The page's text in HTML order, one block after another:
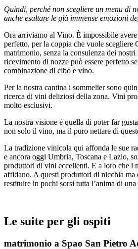
Quindi, perché non scegliere un menu di
anche esaltare le già immense emozioni
Ora arriviamo al Vino. È impossibile
perfetto, per la coppia che vuole scegliere
matrimonio, senza la consulenza dei
ricevimento di nozze può essere perfetto
combinazione di cibo e vino.
Per la nostra cantina i sommelier sono
ricerca di vini deliziosi della zona. Vini
molto esclusivi.
La nostra visione è quella di poter far
non solo il vino, ma il puro nettare di
La tradizione vinicola qui affonda le sue
e ancora oggi Umbria, Toscana e Lazio,
produttori di vini eccellenti. E a loro che i
affidano. A questi produttori di nicchia ma
restituire in pochi sorsi tutta l’anima di una
Le suite per gli ospiti
matrimonio a Spao San Pietro